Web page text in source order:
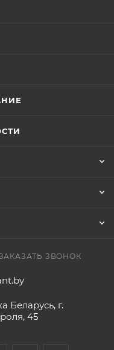
ЗВОНОК
Беларусь, г.
45